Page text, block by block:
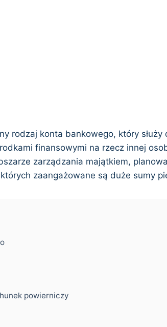
rodzaj konta bankowego, który służy
finansowymi na rzecz innej
zarządzania majątkiem,
zaangażowane są duże sumy
powierniczy